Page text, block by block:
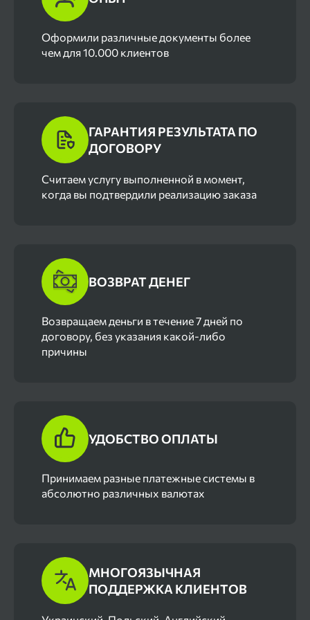
родителей.
Оформили различные документы более
чем для 10.000 клиентов
ГАРАНТИЯ РЕЗУЛЬТАТА ПО
ДОГОВОРУ
Cчитаем услугу выполненной в момент,
когда вы подтвердили реализацию заказа
ВОЗВРАТ ДЕНЕГ
Возвращаем деньги в течение 7 дней по
договору, без указания какой-либо
причины
УДОБСТВО ОПЛАТЫ
Принимаем разные платежные системы в
абсолютно различных валютах
МНОГОЯЗЫЧНАЯ
ПОДДЕРЖКА КЛИЕНТОВ